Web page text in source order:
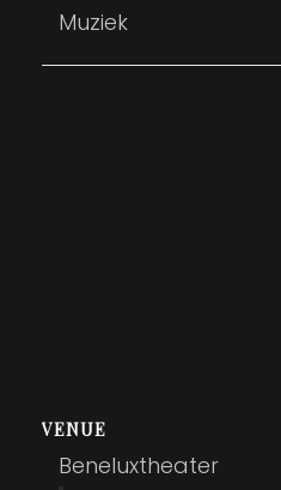
Muziek
VENUE
Beneluxtheater